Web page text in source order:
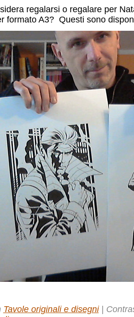
regalarsi o regalare per
formato A3? Questi sono
Tavole originali e disegni|